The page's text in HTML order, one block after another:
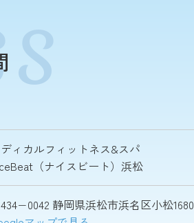
ィカルフィットネス&スパ
（ナイスビート）浜松
静岡県浜松市浜名区小松1680